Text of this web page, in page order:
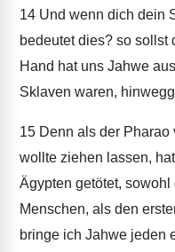
14 Und wenn dich dein
bedeutet dies? so sollst
Hand hat uns Jahwe
Sklaven waren,
15 Denn als der
wollte ziehen lassen,
Ägypten getötet,
Menschen, als den
bringe ich Jahwe jeden